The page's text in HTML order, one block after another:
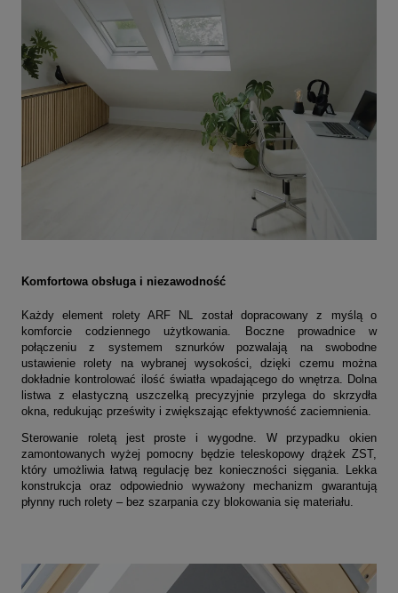
Komfortowa obsługa i niezawodność
Każdy element rolety ARF NL został dopracowany z myślą o
komforcie codziennego użytkowania. Boczne prowadnice w
połączeniu z systemem sznurków pozwalają na swobodne
ustawienie rolety na wybranej wysokości, dzięki czemu można
dokładnie kontrolować ilość światła wpadającego do wnętrza. Dolna
listwa z elastyczną uszczelką precyzyjnie przylega do skrzydła
okna, redukując prześwity i zwiększając efektywność zaciemnienia.
Sterowanie roletą jest proste i wygodne. W przypadku okien
zamontowanych wyżej pomocny będzie teleskopowy drążek ZST,
który umożliwia łatwą regulację bez konieczności sięgania. Lekka
konstrukcja oraz odpowiednio wyważony mechanizm gwarantują
płynny ruch rolety – bez szarpania czy blokowania się materiału.